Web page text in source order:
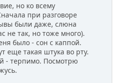
но ко всему
при разговоре
были даже, слюна
не так, но тоже много).
было - сон с каппой.
еще такая штука во рту.
- терпимо. Посмотрю